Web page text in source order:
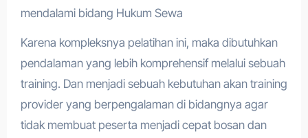
mendalami bidang Hukum Sewa
Karena kompleksnya pelatihan ini, maka dibutuhkan
pendalaman yang lebih komprehensif melalui sebuah
training. Dan menjadi sebuah kebutuhan akan training
provider yang berpengalaman di bidangnya agar
tidak membuat peserta menjadi cepat bosan dan